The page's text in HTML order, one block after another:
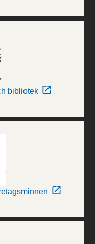
bibliotek